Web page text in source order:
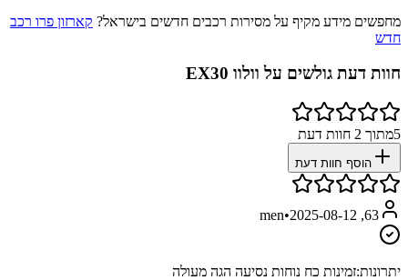
מחפשים מידע מקיף על מסירות רכבים חדשים בישראל? קארזון פרו רכב
חדש
חוות דעת גולשים על וולוו EX30
5מתוך 2 חוות דעת
הוסף חוות דעת
63, men
•2025-08-12
יתרונות:זמינות כח נוחות נסיעה הגה מעולה